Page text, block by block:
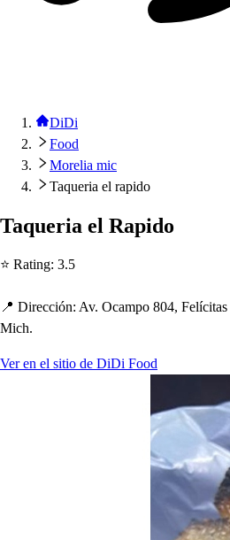
DiDi
Food
Morelia mic
Taqueria el rapido
Taqueria el Rapido
⭐ Rating: 3.5
📍 Dirección: Av. Ocampo 804, Felícitas
Mich.
Ver en el sitio de DiDi Food